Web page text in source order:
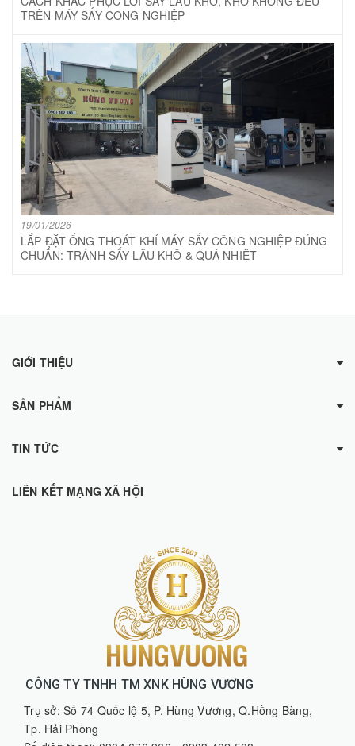
TRÊN MÁY SẤY CÔNG NGHIỆP
19/01/2026
LẮP ĐẶT ỐNG THOÁT KHÍ MÁY SẤY CÔNG NGHIỆP ĐÚNG
CHUẨN: TRÁNH SẤY LÂU KHÔ & QUÁ NHIỆT
GIỚI THIỆU
SẢN PHẨM
TIN TỨC
LIÊN KẾT MẠNG XÃ HỘI
CÔNG TY TNHH TM XNK HÙNG VƯƠNG
Trụ sở: Số 74 Quốc lộ 5, P. Hùng Vương, Q.Hồng Bàng,
Tp. Hải Phòng